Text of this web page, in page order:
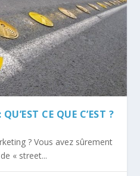
CE QUE C’EST ?
? Vous avez sûrement
« street...